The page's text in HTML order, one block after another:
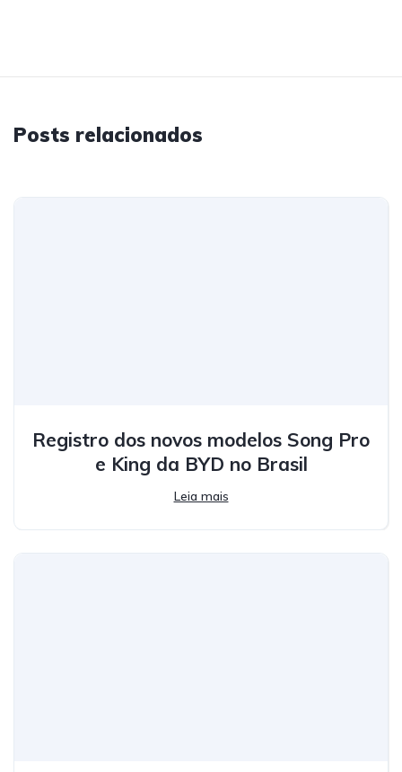
Posts relacionados
Registro dos novos modelos Song Pro
e King da BYD no Brasil
Leia mais